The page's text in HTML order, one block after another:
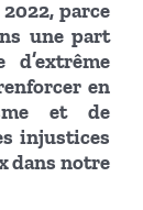
parce
une part
en
et de
injustices
dans notre